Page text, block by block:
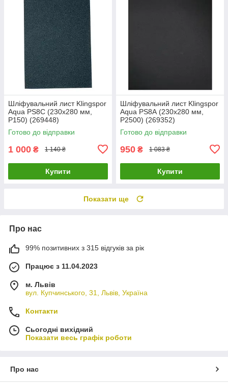
Шліфувальний лист Klingspor
Aqua PS8С (230х280 мм,
P150) (269448)
Готово до відправки
1 000 ₴ 1 140 ₴
Купити
Шліфувальний лист Klingspor
Aqua PS8А (230х280 мм,
P2500) (269352)
Готово до відправки
950 ₴ 1 083 ₴
Купити
Показати ще
Про нас
99% позитивних з 315 відгуків за рік
Працює з 11.04.2023
м. Львів
вул. Купчинського, 31, Львів, Україна
Контакти
Сьогодні вихідний
Показати весь графік роботи
Про нас